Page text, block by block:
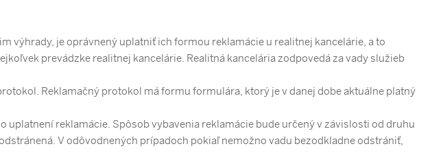
výhrady, je oprávnený uplatniť ich formou reklamácie u realitnej kancelárie, a to
prevádzke realitnej kancelárie. Realitná kancelária zodpovedá za vady služieb
Reklamačný protokol má formu formulára, ktorý je v danej dobe aktuálne platný
reklamácie. Spôsob vybavenia reklamácie bude určený v závislosti od druhu
V odôvodnených prípadoch pokiaľ nemožno vadu bezodkladne odstrániť,